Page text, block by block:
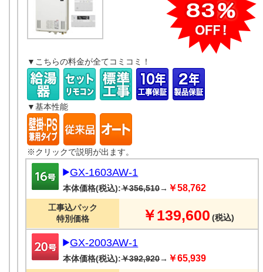
▼こちらの料金が全てコミコミ！
▼基本性能
※クリックで説明が出ます。
GX-1603AW-1
本体価格(税込):￥356,510→ ￥58,762
工事込パック
特別価格
￥139,600 (税込)
GX-2003AW-1
本体価格(税込):￥392,920→ ￥65,939